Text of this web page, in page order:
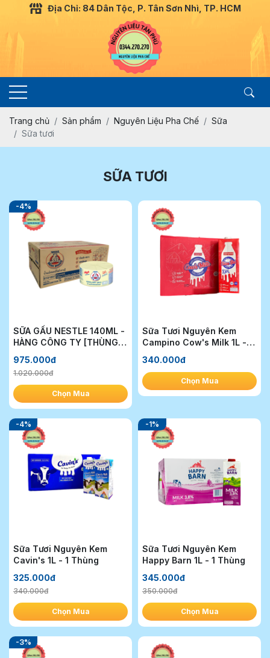
Địa Chỉ: 84 Dân Tộc, P. Tân Sơn Nhì, TP. HCM
Trang chủ Sản phẩm Nguyên Liệu Pha Chế
Sữa
Sữa tươi
SỮA TƯƠI
SỮA GẤU NESTLE 140ML -
HÀNG CÔNG TY [THÙNG
975.000đ
1.020.000đ
-4%
Chọn Mua
Sữa Tươi Nguyên Kem
Campino Cow's Milk 1L - 1
340.000đ
Chọn Mua
Sữa Tươi Nguyên Kem
Cavin's 1L - 1 Thùng
325.000đ
340.000đ
-4%
Chọn Mua
Sữa Tươi Nguyên Kem
Happy Barn 1L - 1 Thùng
345.000đ
350.000đ
-1%
Chọn Mua
-3%